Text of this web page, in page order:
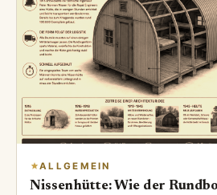
ALLGEMEIN
Nissenhütte: Wie der